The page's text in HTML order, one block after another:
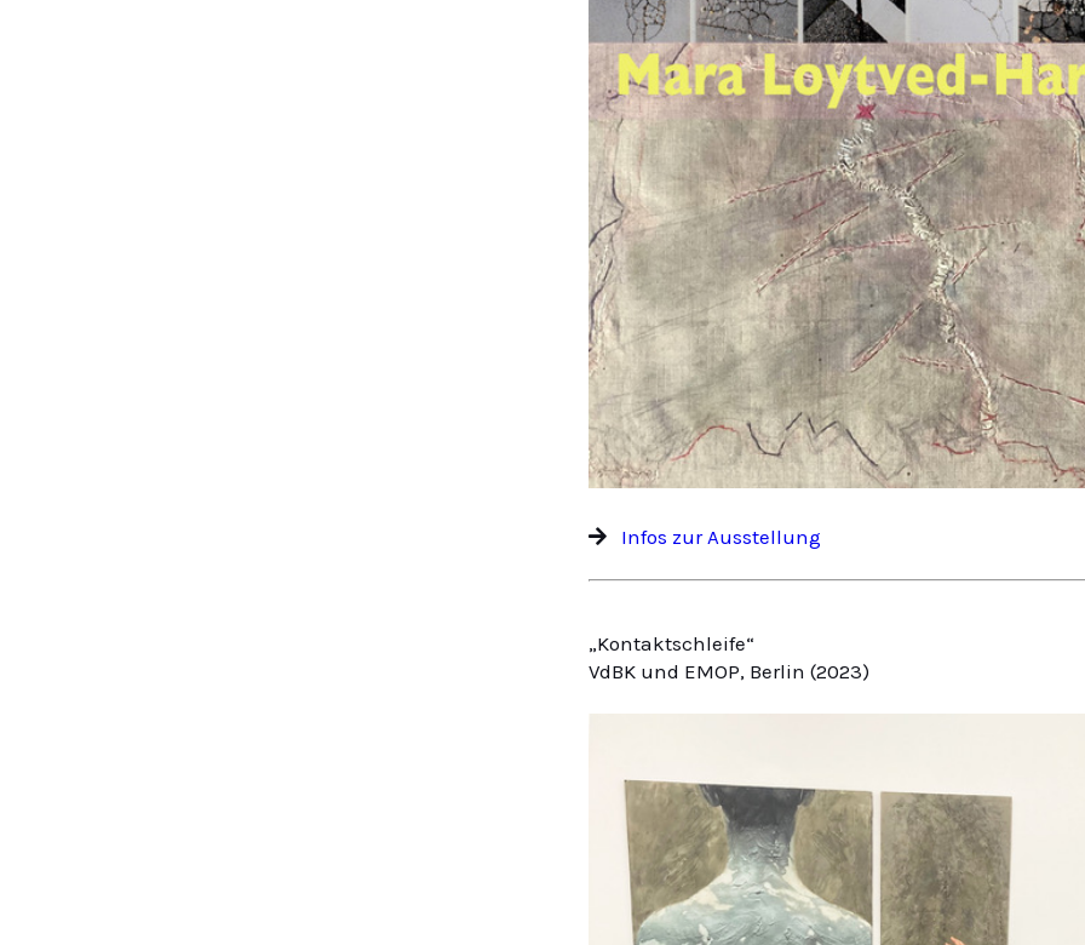
Infos zur Ausstellung
„Kontaktschleife“
VdBK und EMOP, Berlin (2023)